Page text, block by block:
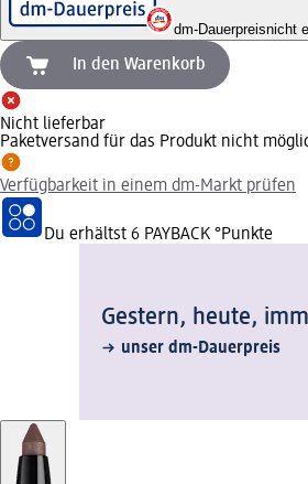
dm-Dauerpreisnicht
In den Warenkorb
Nicht lieferbar
Paketversand für das Produkt nicht
Verfügbarkeit in einem dm-Markt prüfen
Du erhältst 6 PAYBACK °Punkte
Gestern, heute,
unser dm-Dauerpreis